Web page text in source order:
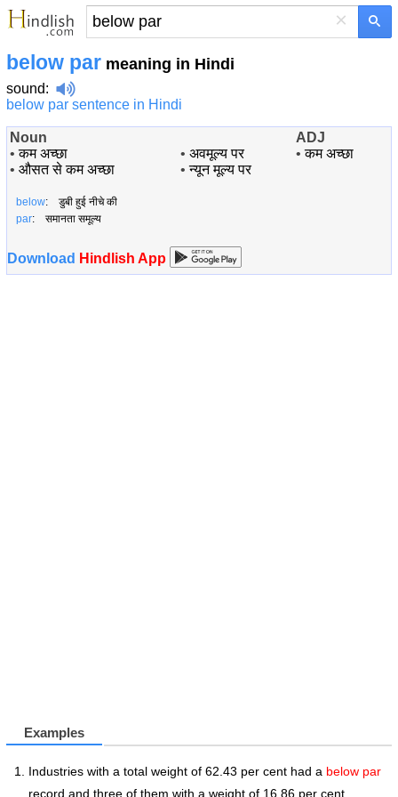
×
below par meaning in Hindi
sound:
below par sentence in Hindi
Noun
•कम अच्छा
• औसत से कम अच्छा
• अवमूल्य पर
•न्यून मूल्य पर
ADJ
•कम अच्छा
below: डुबी हुई नीचे की
par: समानता समूल्य
Download Hindlish App
Examples
Industries with a total weight of 62.43 per cent had a below par
record and three of them with a weight of 16.86 per cent